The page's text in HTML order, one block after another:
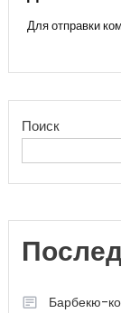
Для отправки
Поиск
Барбекю-